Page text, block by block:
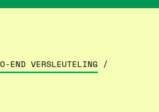
END VERSLEUTELING /